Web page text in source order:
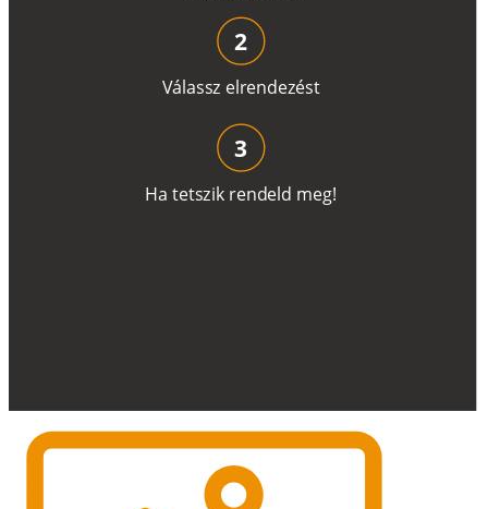
Válassz elrendezést
2
Ha tetszik rendeld meg!
3